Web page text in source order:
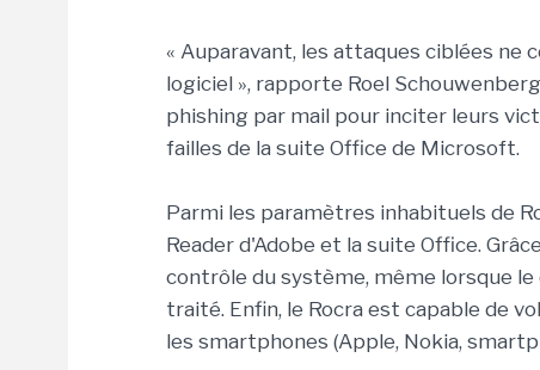
« Auparavant, les attaques ciblées ne
logiciel », rapporte Roel
phishing par mail pour inciter leurs
failles de la suite Office de Microsoft.
Parmi les paramètres inhabituels de
Reader d'Adobe et la suite Office.
contrôle du système, même lorsque
traité. Enfin, le Rocra est capable de
les smartphones (Apple, Nokia,